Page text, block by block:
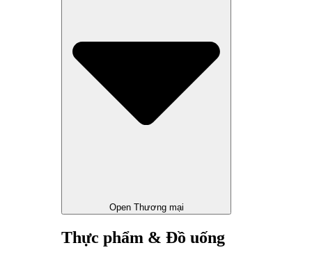
Open Thương mại
Thực phẩm & Đồ uống